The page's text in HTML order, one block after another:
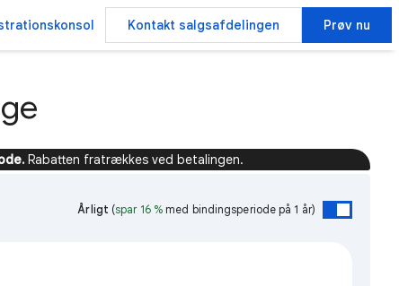
Kontakt salgsafdelingen Prøv nu
Rabatten fratrækkes ved betalingen.
Årligt (spar 16 % med bindingsperiode på 1 år)